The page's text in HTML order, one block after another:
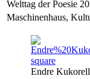
Welttag der Poesie
Maschinenhaus,
Endre